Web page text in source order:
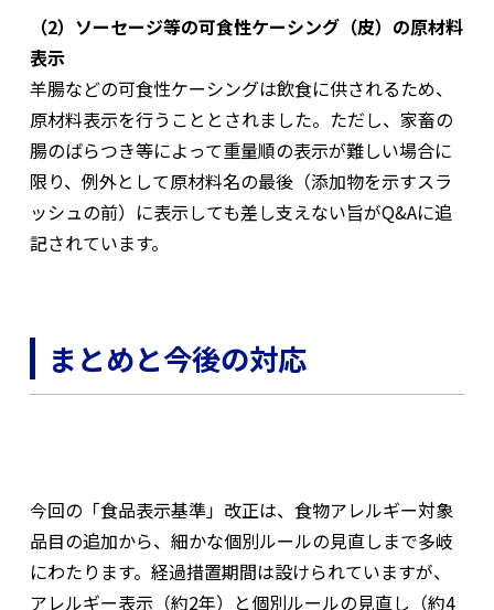
（2）ソーセージ等の可食性ケーシング（皮）の原材料
表示
羊腸などの可食性ケーシングは飲食に供されるため、
原材料表示を行うこととされました。ただし、家畜の
腸のばらつき等によって重量順の表示が難しい場合に
限り、例外として原材料名の最後（添加物を示すスラ
ッシュの前）に表示しても差し支えない旨がQ&Aに追
記されています。
まとめと今後の対応
今回の「食品表示基準」改正は、食物アレルギー対象
品目の追加から、細かな個別ルールの見直しまで多岐
にわたります。経過措置期間は設けられていますが、
アレルギー表示（約2年）と個別ルールの見直し（約4